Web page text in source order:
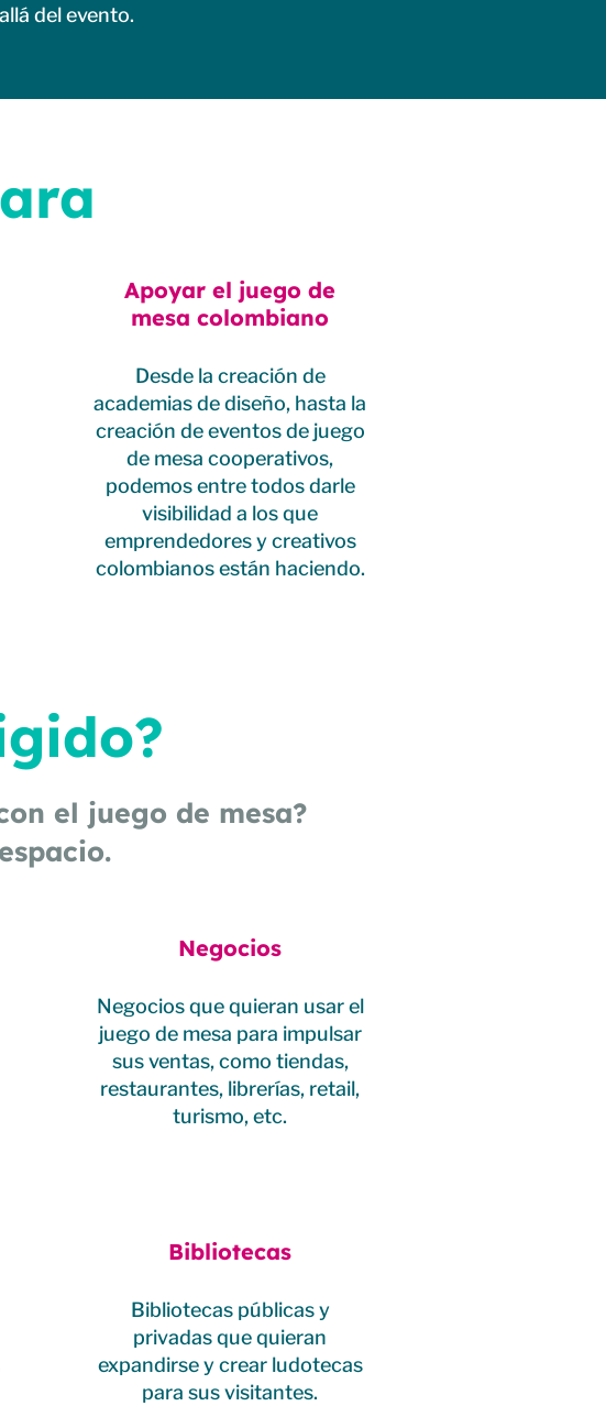
del evento.
Apoyar el juego de
mesa colombiano
Desde la creación de
academias de diseño, hasta la
creación de eventos de juego
de mesa cooperativos,
podemos entre todos darle
visibilidad a los que
emprendedores y creativos
colombianos están haciendo.
el juego de mesa?
Negocios
Negocios que quieran usar el
juego de mesa para impulsar
sus ventas, como tiendas,
restaurantes, librerías, retail,
turismo, etc.
Bibliotecas
Bibliotecas públicas y
privadas que quieran
expandirse y crear ludotecas
para sus visitantes.